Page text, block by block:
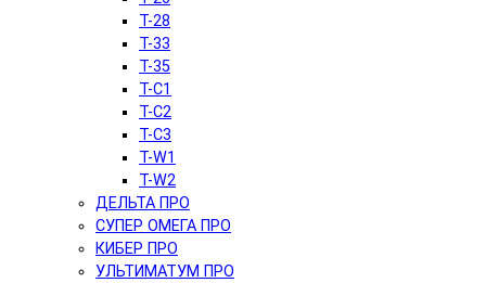
T-28
T-33
T-35
T-C1
T-C2
T-C3
T-W1
T-W2
ДЕЛЬТА ПРО
СУПЕР ОМЕГА ПРО
КИБЕР ПРО
УЛЬТИМАТУМ ПРО